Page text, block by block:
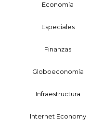
Economía
Especiales
Finanzas
Globoeconomía
Infraestructura
Internet Economy